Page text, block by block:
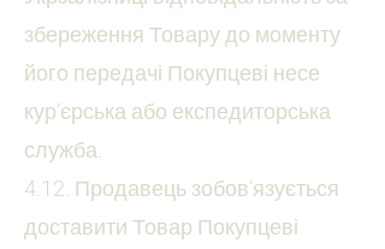
збереження Товару до моменту
його передачі Покупцеві несе
кур’єрська або експедиторська
служба.
4.12. Продавець зобов’язується
доставити Товар Покупцеві